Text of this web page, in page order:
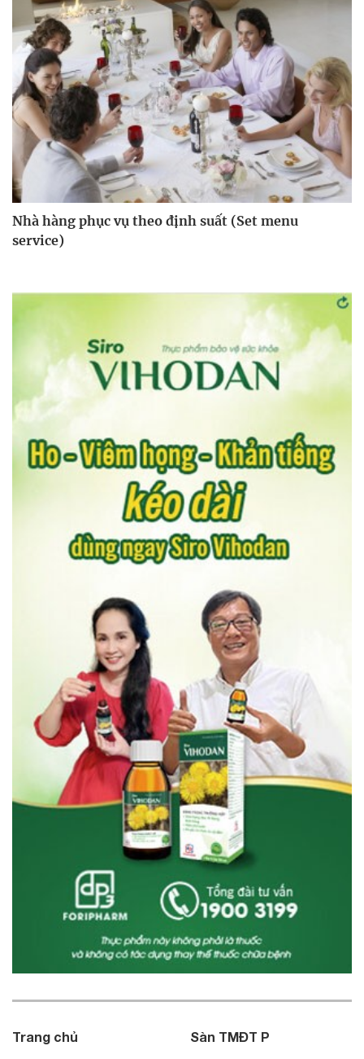
Nhà hàng phục vụ theo định suất (Set menu
service)
Trang chủ Sàn TMĐT P